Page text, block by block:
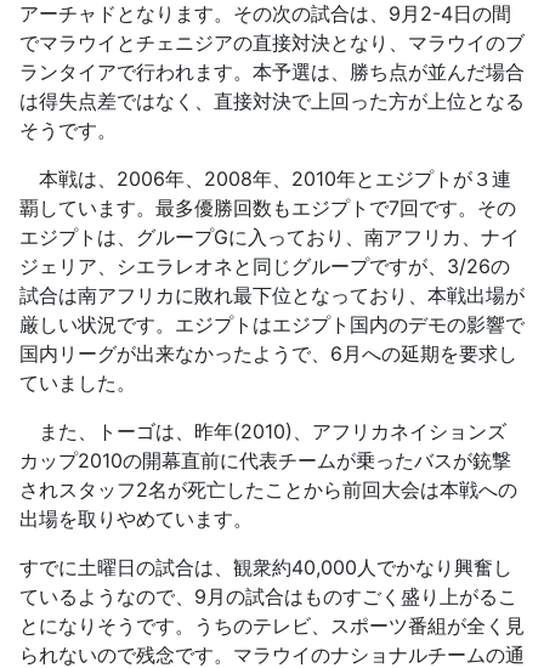
アーチャドとなります。その次の試合は、9月2-4日の間
でマラウイとチェニジアの直接対決となり、マラウイのブ
ランタイアで行われます。本予選は、勝ち点が並んだ場合
は得失点差ではなく、直接対決で上回った方が上位となる
そうです。
本戦は、2006年、2008年、2010年とエジプトが３連
覇しています。最多優勝回数もエジプトで7回です。その
エジプトは、グループGに入っており、南アフリカ、ナイ
ジェリア、シエラレオネと同じグループですが、3/26の
試合は南アフリカに敗れ最下位となっており、本戦出場が
厳しい状況です。エジプトはエジプト国内のデモの影響で
国内リーグが出来なかったようで、6月への延期を要求し
ていました。
また、トーゴは、昨年(2010)、アフリカネイションズ
カップ2010の開幕直前に代表チームが乗ったバスが銃撃
されスタッフ2名が死亡したことから前回大会は本戦への
出場を取りやめています。
すでに土曜日の試合は、観衆約40,000人でかなり興奮し
ているようなので、9月の試合はものすごく盛り上がるこ
とになりそうです。うちのテレビ、スポーツ番組が全く見
られないので残念です。マラウイのナショナルチームの通